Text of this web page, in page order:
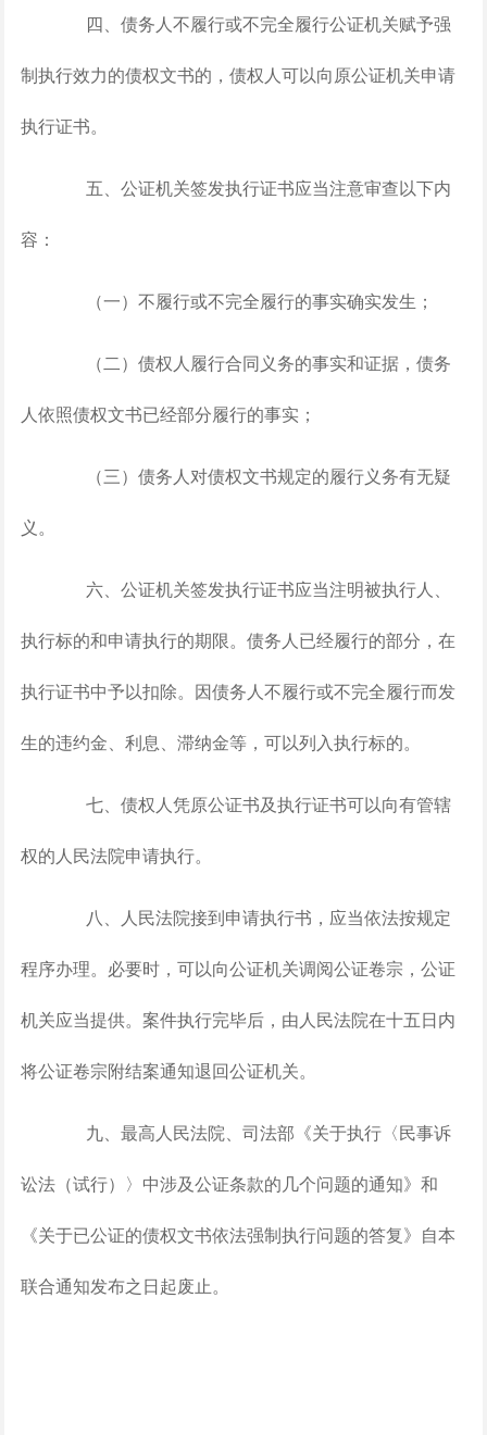
四、债务人不履行或不完全履行公证机关赋予强
制执行效力的债权文书的，债权人可以向原公证机关申请
执行证书。
五、公证机关签发执行证书应当注意审查以下内
容：
（一）不履行或不完全履行的事实确实发生；
（二）债权人履行合同义务的事实和证据，债务
人依照债权文书已经部分履行的事实；
（三）债务人对债权文书规定的履行义务有无疑
义。
六、公证机关签发执行证书应当注明被执行人、
执行标的和申请执行的期限。债务人已经履行的部分，在
执行证书中予以扣除。因债务人不履行或不完全履行而发
生的违约金、利息、滞纳金等，可以列入执行标的。
七、债权人凭原公证书及执行证书可以向有管辖
权的人民法院申请执行。
八、人民法院接到申请执行书，应当依法按规定
程序办理。必要时，可以向公证机关调阅公证卷宗，公证
机关应当提供。案件执行完毕后，由人民法院在十五日内
将公证卷宗附结案通知退回公证机关。
九、最高人民法院、司法部《关于执行〈民事诉
讼法（试行）〉中涉及公证条款的几个问题的通知》和
《关于已公证的债权文书依法强制执行问题的答复》自本
联合通知发布之日起废止。